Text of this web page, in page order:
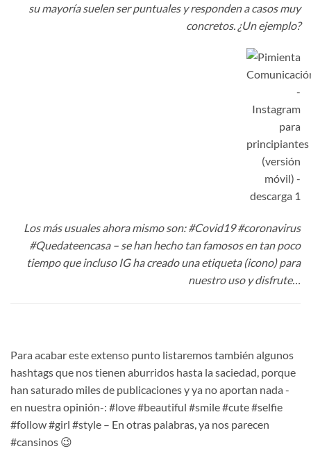
su mayoría suelen ser puntuales y responden a casos muy
concretos. ¿Un ejemplo?
Los más usuales ahora mismo son: #Covid19 #coronavirus
#Quedateencasa – se han hecho tan famosos en tan poco
tiempo que incluso IG ha creado una etiqueta (icono) para
nuestro uso y disfrute…
Para acabar este extenso punto listaremos también algunos
hashtags que nos tienen aburridos hasta la saciedad, porque
han saturado miles de publicaciones y ya no aportan nada -
en nuestra opinión-: #love #beautiful #smile #cute #selfie
#follow #girl #style – En otras palabras, ya nos parecen
#cansinos 😉